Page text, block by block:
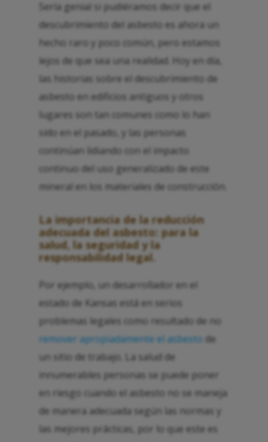
Sería genial si pudiéramos decir que el
descubrimiento del asbesto es ahora un
hecho raro y poco común, pero estamos
lejos de que sea una realidad. Hoy en día,
las historias sobre el descubrimiento de
asbesto en edificios antiguos y otros
lugares son tan comunes como lo han
sido en el pasado, y las personas
continúan lidiando con el impacto
continuo del uso generalizado de este
mineral en los materiales de construcción.
La importancia de la reducción
adecuada del asbesto: para la
salud, la seguridad y la
responsabilidad legal.
Por ejemplo, un desarrollador en el
estado de Kansas está en serios
problemas legales como resultado de no
remover apropiadamente el asbesto de
un sitio de trabajo. La salud de
innumerables personas se puede poner
en riesgo cuando el asbesto no se maneja
de manera adecuada según las normas y
las mejores prácticas, por lo que este es